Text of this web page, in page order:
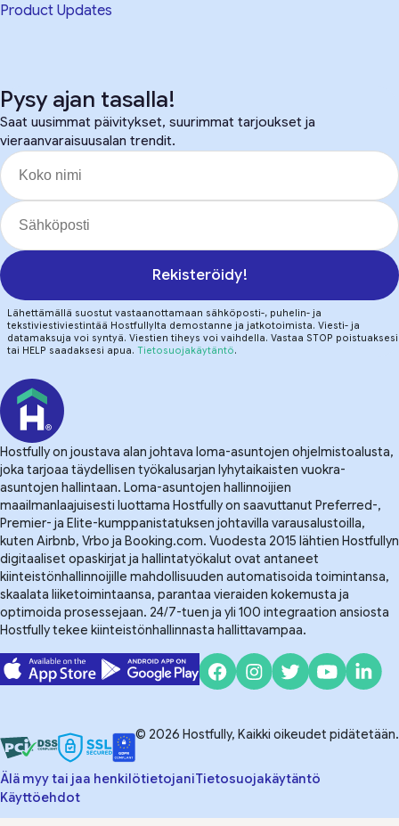
Product Updates
Pysy ajan tasalla!
Saat uusimmat päivitykset, suurimmat tarjoukset ja
vieraanvaraisuusalan trendit.
Rekisteröidy!
Lähettämällä suostut vastaanottamaan sähköposti-, puhelin- ja
tekstiviestiviestintää Hostfullylta demostanne ja jatkotoimista. Viesti- ja
datamaksuja voi syntyä. Viestien tiheys voi vaihdella. Vastaa STOP poistuaksesi
tai HELP saadaksesi apua. Tietosuojakäytäntö.
Hostfully on joustava alan johtava loma-asuntojen ohjelmistoalusta,
joka tarjoaa täydellisen työkalusarjan lyhytaikaisten vuokra-
asuntojen hallintaan. Loma-asuntojen hallinnoijien
maailmanlaajuisesti luottama Hostfully on saavuttanut Preferred-,
Premier- ja Elite-kumppanistatuksen johtavilla varausalustoilla,
kuten Airbnb, Vrbo ja Booking.com. Vuodesta 2015 lähtien Hostfullyn
digitaaliset opaskirjat ja hallintatyökalut ovat antaneet
kiinteistönhallinnoijille mahdollisuuden automatisoida toimintansa,
skaalata liiketoimintaansa, parantaa vieraiden kokemusta ja
optimoida prosessejaan. 24/7-tuen ja yli 100 integraation ansiosta
Hostfully tekee kiinteistönhallinnasta hallittavampaa.
© 2026 Hostfully, Kaikki oikeudet pidätetään.
Älä myy tai jaa henkilötietojaniTietosuojakäytäntö
Käyttöehdot